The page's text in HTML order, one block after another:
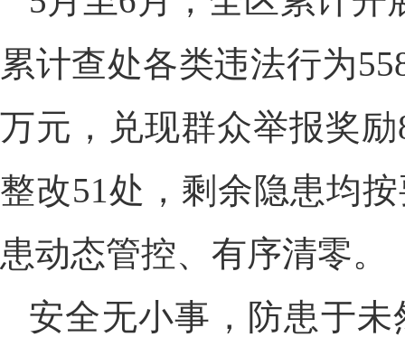
累计查处各类违法行为
万元，兑现群众举报奖
整改51处，剩余隐患均
患动态管控、有序清零。
安全无小事，防患于